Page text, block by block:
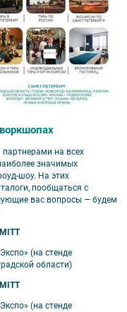
на всех
значимых
шоу. На этих
пообщаться с
вас вопросы — будем
(на стенде
области)
(на стенде